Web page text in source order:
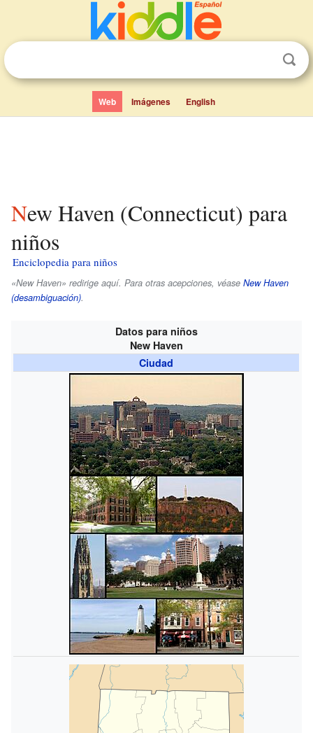
Web Imágenes English
New Haven (Connecticut) para
niños
Enciclopedia para niños
«New Haven» redirige aquí. Para otras acepciones, véase New Haven
(desambiguación).
Datos para niños
New Haven
Ciudad